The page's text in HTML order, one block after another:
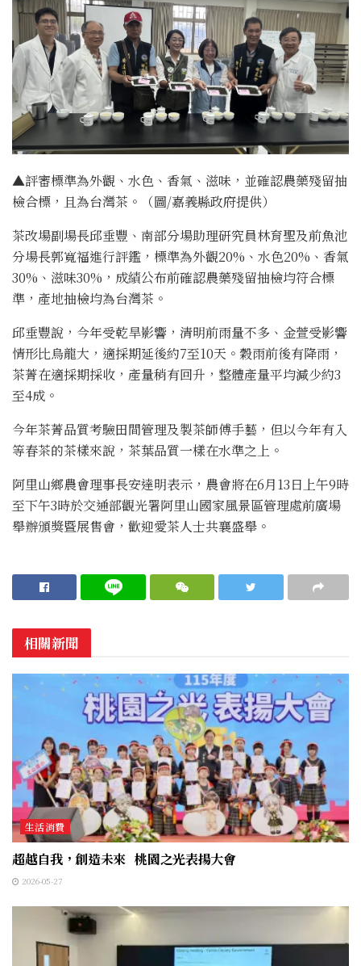
▲評審標準為外觀、水色、香氣、滋味，並確認農藥殘留抽
檢合標，且為台灣茶。（圖/嘉義縣政府提供）
茶改場副場長邱垂豐、南部分場助理研究員林育聖及前魚池
分場長郭寬福進行評鑑，標準為外觀20%、水色20%、香氣
30%、滋味30%，成績公布前確認農藥殘留抽檢均符合標
準，產地抽檢均為台灣茶。
邱垂豐說，今年受乾旱影響，清明前雨量不多、金萱受影響
情形比烏龍大，適採期延後約7至10天。穀雨前後有降雨，
茶菁在適採期採收，產量稍有回升，整體產量平均減少約3
至4成。
今年茶菁品質考驗田間管理及製茶師傅手藝，但以今年有入
等春茶的茶樣來說，茶葉品質一樣在水準之上。
阿里山鄉農會理事長安達明表示，農會將在6月13日上午9時
至下午3時於交通部觀光署阿里山國家風景區管理處前廣場
舉辦頒獎暨展售會，歡迎愛茶人士共襄盛舉。
相關新聞
生活消費
超越自我，創造未來 桃園之光表揚大會
2026-05-27